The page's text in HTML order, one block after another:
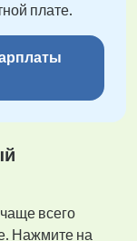
плате.
всего
Нажмите на